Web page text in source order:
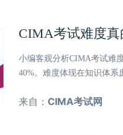
CIMA考试难度
小编客观分析CIMA考试难
40%。难度体现在知识体
来自： CIMA考试网